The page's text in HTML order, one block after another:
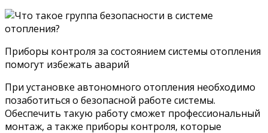
Приборы контроля за состоянием системы отопления
помогут избежать аварий
При установке автономного отопления необходимо
позаботиться о безопасной работе системы.
Обеспечить такую работу сможет профессиональный
монтаж, а также приборы контроля, которые